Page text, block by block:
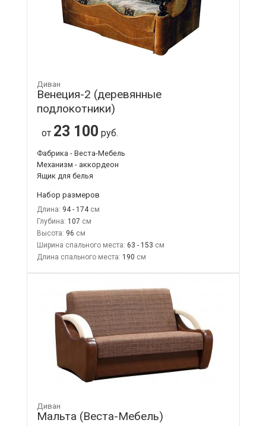
Диван
Венеция-2 (деревянные
подлокотники)
от 23 100 руб.
Фабрика - Веста-Мебель
Механизм - аккордеон
Ящик для белья
Набор размеров
Длина: 94 - 174
Глубина: 107
Высота: 96
Ширина спального места: 63 - 153
Длина спального места: 190
Диван
Мальта (Веста-Мебель)